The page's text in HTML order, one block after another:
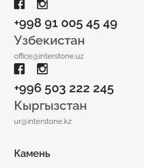
+998 91 005 45 49
Узбекистан
office@interstone.uz
+996 503 222 245
Кыргызстан
ur@interstone.kz
Камень